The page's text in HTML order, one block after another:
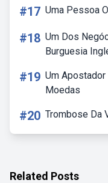
#17 Uma Pessoa
#18 Um Dos
Burguesia
#19 Um Apostador
Moedas
#20 Trombose Da
Related Posts